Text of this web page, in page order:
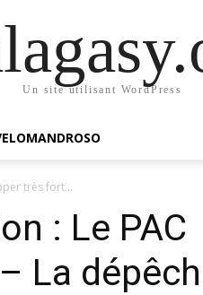
Un site utilisant WordPress
très fort...
: Le PAC
La